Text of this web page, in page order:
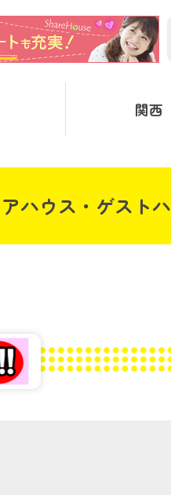
関西
ハウス・ゲスト